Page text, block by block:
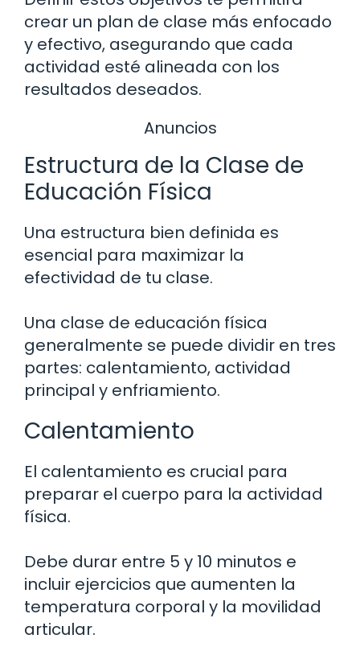
crear un plan de clase más enfocado
y efectivo, asegurando que cada
actividad esté alineada con los
resultados deseados.
Anuncios
Estructura de la Clase de
Educación Física
Una estructura bien definida es
esencial para maximizar la
efectividad de tu clase.
Una clase de educación física
generalmente se puede dividir en tres
partes: calentamiento, actividad
principal y enfriamiento.
Calentamiento
El calentamiento es crucial para
preparar el cuerpo para la actividad
física.
Debe durar entre 5 y 10 minutos e
incluir ejercicios que aumenten la
temperatura corporal y la movilidad
articular.